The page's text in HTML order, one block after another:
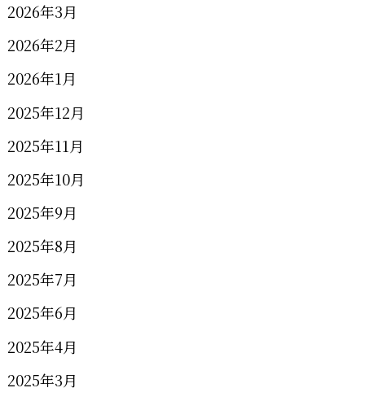
2026年3月
2026年2月
2026年1月
2025年12月
2025年11月
2025年10月
2025年9月
2025年8月
2025年7月
2025年6月
2025年4月
2025年3月